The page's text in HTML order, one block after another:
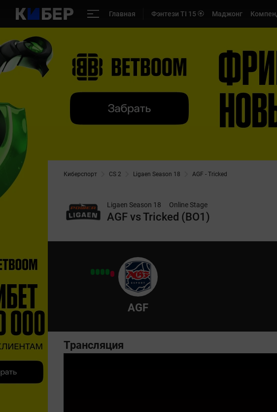
Главная Фэнтези TI 15 🏵️ Маджонг
Киберспорт CS 2 Ligaen Season 18 AGF - Tricked
Ligaen Season 18 Online Stage
AGF vs Tricked (BO1)
AGF
Трансляция